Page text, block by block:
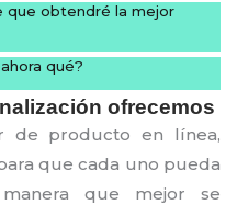
que obtendré la mejor
qué?
ofrecemos
de producto en línea,
que cada uno pueda
que mejor se